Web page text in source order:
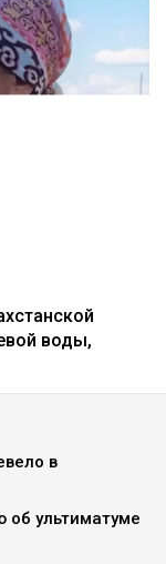
воды,
в
об ультиматуме